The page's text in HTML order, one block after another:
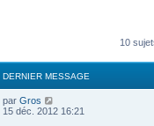
10
DERNIER MESSAGE
par Gros
15 déc. 2012 16:21